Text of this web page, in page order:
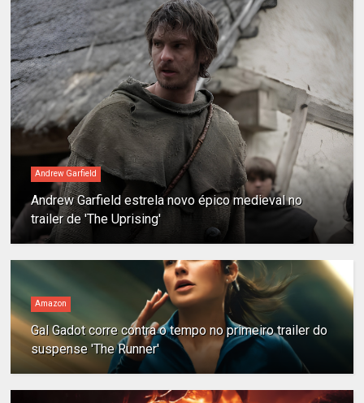
Andrew Garfield
Andrew Garfield estrela novo épico medieval no
trailer de 'The Uprising'
Amazon
Gal Gadot corre contra o tempo no primeiro trailer do
suspense 'The Runner'